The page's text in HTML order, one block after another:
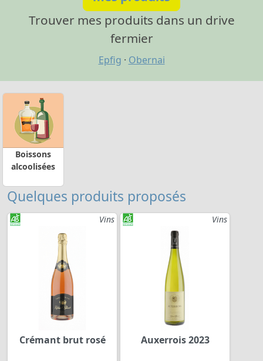
Trouver mes produits dans un drive
fermier
Epfig · Obernai
Boissons
alcoolisées
Quelques produits proposés
Vins
Crémant brut rosé
Vins
Auxerrois 2023